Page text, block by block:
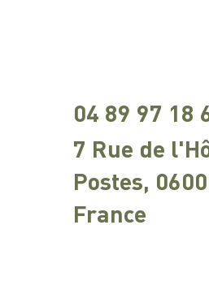
7 Rue de
Postes,
France
04 89 97 18